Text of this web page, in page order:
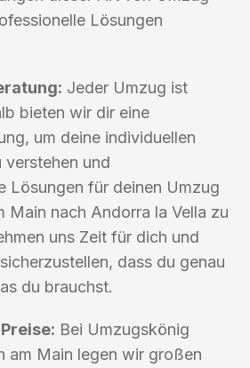
Lösungen
Jeder Umzug ist
bieten wir dir eine
um deine individuellen
und
Lösungen für deinen Umzug
Main nach Andorra la Vella zu
uns Zeit für dich und
dass du genau
du brauchst.
Bei Umzugskönig
am Main legen wir großen